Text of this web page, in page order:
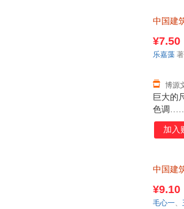
中国建
巨大的
色调……
基础。
国建
调。 雍
¥7.50
博源
乐嘉藻 著
加入
中国建
¥9.10
毛心一、